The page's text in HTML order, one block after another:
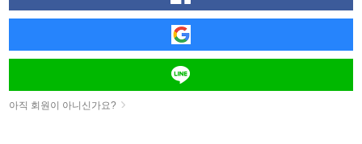
아직 회원이 아니신가요?